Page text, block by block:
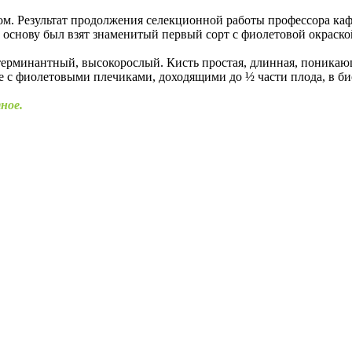
Результат продолжения селекционной работы профессора
был взят знаменитый первый сорт с фиолетовой
высокорослый. Кисть простая, длинная,
с фиолетовыми плечиками, доходящими до ½ части плода, в